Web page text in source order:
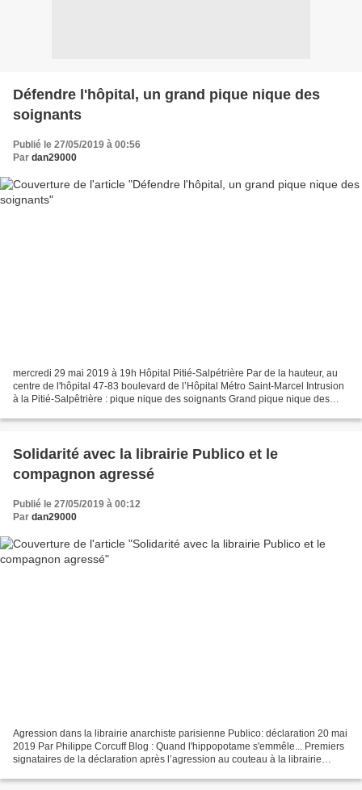
Défendre l'hôpital, un grand pique nique des
soignants
Publié le 27/05/2019 à 00:56
Par dan29000
mercredi 29 mai 2019 à 19h Hôpital Pitié-Salpétrière Par de la hauteur, au
centre de l'hôpital 47-83 boulevard de l’Hôpital Métro Saint-Marcel Intrusion
à la Pitié-Salpêtrière : pique nique des soignants Grand pique nique des
Solidarité avec la librairie Publico et le
compagnon agressé
Publié le 27/05/2019 à 00:12
Par dan29000
Agression dans la librairie anarchiste parisienne Publico: déclaration 20 mai
2019 Par Philippe Corcuff Blog : Quand l'hippopotame s'emmêle... Premiers
signataires de la déclaration après l’agression au couteau à la librairie